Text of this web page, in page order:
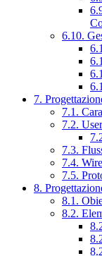
6.10.
7.
7.1.
7.2.
7.3.
7.4.
7.5.
8.
8.1.
8.2.